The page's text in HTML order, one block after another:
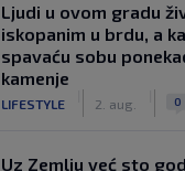
Ljudi u ovom gradu
iskopanim u brdu, a
spavaću sobu
kamenje
LIFESTYLE 2. aug. 0
Uz Zemlju već sto